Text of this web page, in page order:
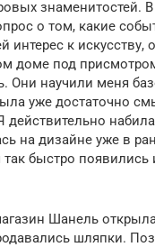
знаменитостей.
о том, какие
интерес к искусству,
доме под
Они научили меня
уже достаточно
действительно
на дизайне уже в
так быстро появились
Шанель открыла
шляпки.